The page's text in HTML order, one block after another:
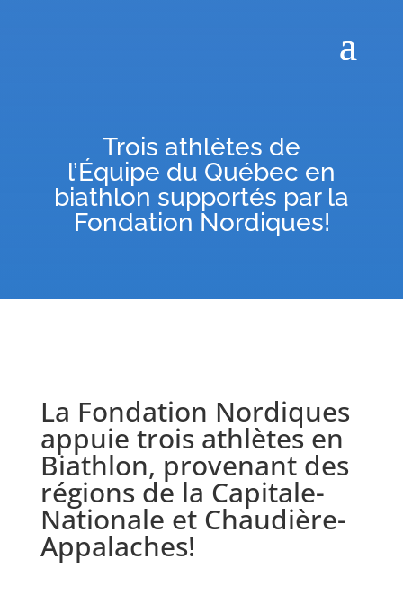
Trois athlètes de
l’Équipe du Québec en
biathlon supportés par la
Fondation Nordiques!
La Fondation Nordiques
appuie trois athlètes en
Biathlon, provenant des
régions de la Capitale-
Nationale et Chaudière-
Appalaches!